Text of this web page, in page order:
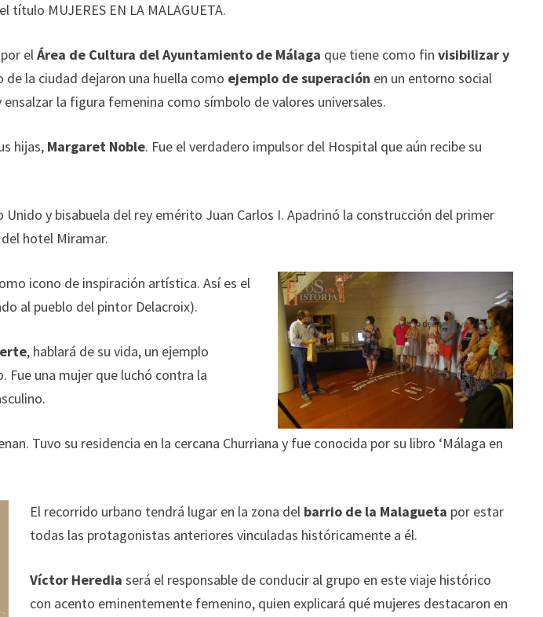
título MUJERES EN LA MALAGUETA.
elÁrea de Cultura del Ayuntamiento de Málaga que tiene como finvisibilizar y
de la ciudad dejaron una huella como ejemplo de superación en un entorno social
la figura femenina como símbolo de valores universales.
hijas, Margaret Noble. Fue el verdadero impulsor del Hospital que aún recibe su
Unido y bisabuela del rey emérito Juan Carlos I. Apadrinó la construcción del primer
hotel Miramar.
icono de inspiración artística. Así es el
al pueblo del pintor Delacroix).
, hablará de su vida, un ejemplo
una mujer que luchó contra la
Tuvo su residencia en la cercana Churriana y fue conocida por su libro ‘Málaga en
El recorrido urbano tendrá lugar en la zona del barrio de la Malagueta por estar
todas las protagonistas anteriores vinculadas históricamente a él.
Víctor Heredia será el responsable de conducir al grupo en este viaje histórico
con acento eminentemente femenino, quien explicará qué mujeres destacaron en